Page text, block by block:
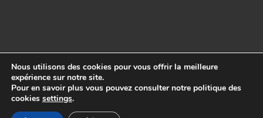
Nous utilisons des cookies pour vous offrir la meilleure
expérience sur notre site.
Pour en savoir plus vous pouvez consulter notre politique des
cookies settings.